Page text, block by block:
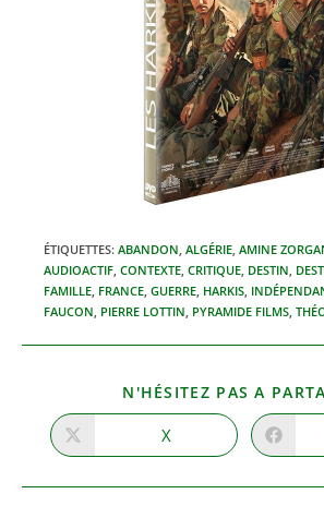
ÉTIQUETTES: ABANDON, ALGÉRIE, AMINE
AUDIOACTIF, CONTEXTE, CRITIQUE, DESTIN,
FAMILLE, FRANCE, GUERRE, HARKIS,
FAUCON, PIERRE LOTTIN, PYRAMIDE FILMS,
N'HÉSITEZ PAS A
Ouvrir
dans
autre
X